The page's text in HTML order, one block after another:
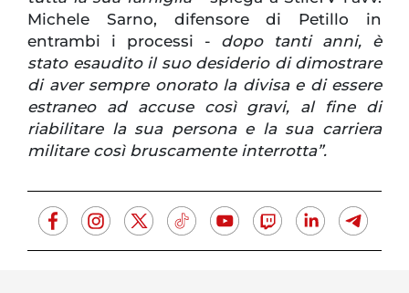
Michele Sarno, difensore di Petillo in
entrambi i processi - dopo tanti anni, è
stato esaudito il suo desiderio di dimostrare
di aver sempre onorato la divisa e di essere
estraneo ad accuse così gravi, al fine di
riabilitare la sua persona e la sua carriera
militare così bruscamente interrotta”.